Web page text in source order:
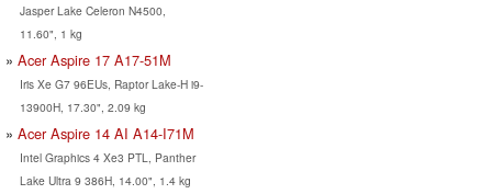
Jasper Lake Celeron N4500,
11.60", 1 kg
Acer Aspire 17 A17-51M
Iris Xe G7 96EUs, Raptor Lake-H i9-
13900H, 17.30", 2.09 kg
Acer Aspire 14 AI A14-I71M
Intel Graphics 4 Xe3 PTL, Panther
Lake Ultra 9 386H, 14.00", 1.4 kg